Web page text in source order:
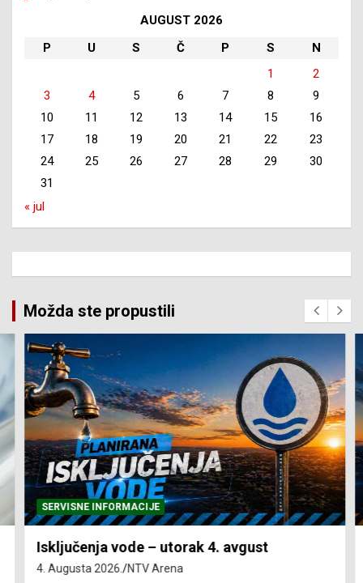
AUGUST 2026
P
U S Č P S
N
1
2
3
4 5 6 7 8
9
10
11 12 13 14 15
16
17
18 19 20 21 22
23
24
25 26 27 28 29
30
31
« jul
Možda ste propustili
SERVISNE INFORMACIJE
Isključenja vode – utorak 4. avgust
4. Augusta 2026. NTV Arena